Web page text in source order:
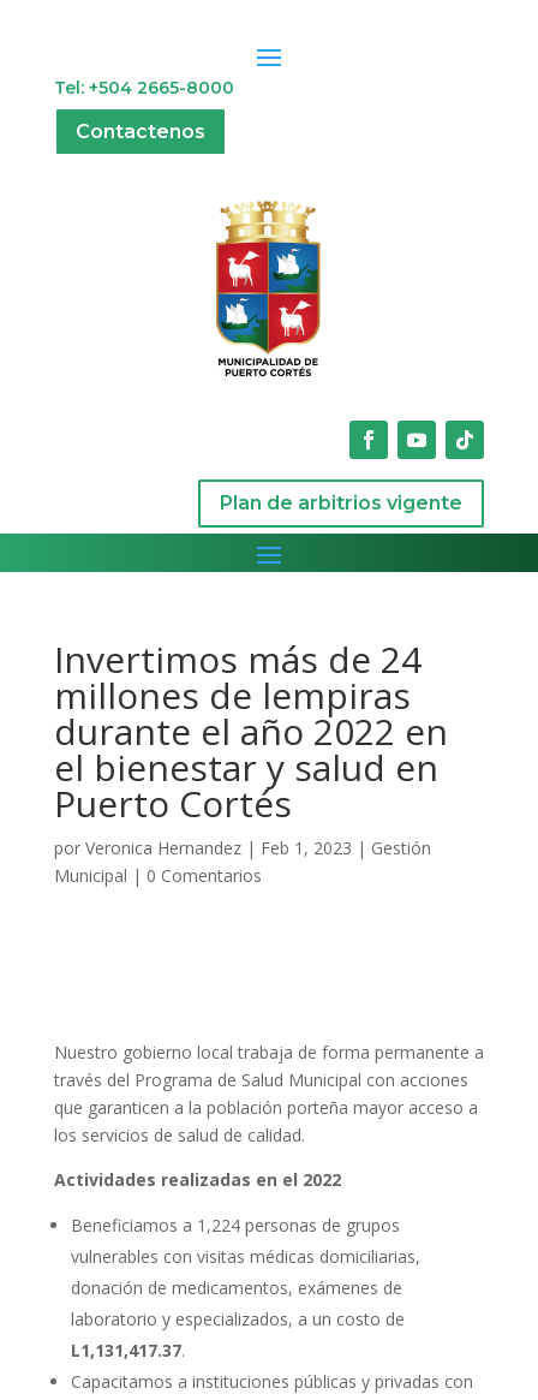
Tel: +504 2665-8000
Contactenos
Plan de arbitrios vigente
Invertimos más de 24
millones de lempiras
durante el año 2022 en
el bienestar y salud en
Puerto Cortés
por Veronica Hernandez| Feb 1, 2023 | Gestión
Municipal | 0 Comentarios
Nuestro gobierno local trabaja de forma permanente a
través del Programa de Salud Municipal con acciones
que garanticen a la población porteña mayor acceso a
los servicios de salud de calidad.
Actividades realizadas en el 2022
Beneficiamos a 1,224 personas de grupos
vulnerables con visitas médicas domiciliarias,
donación de medicamentos, exámenes de
laboratorio y especializados, a un costo de
L1,131,417.37.
Capacitamos a instituciones públicas y privadas con